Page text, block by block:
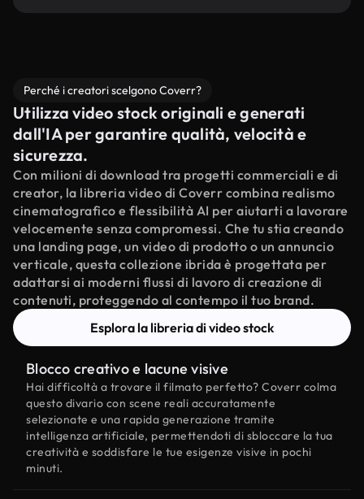
Perché i creatori scelgono Coverr?
Utilizza video stock originali e generati
dall'IA per garantire qualità, velocità e
sicurezza.
Con milioni di download tra progetti commerciali e di
creator, la libreria video di Coverr combina realismo
cinematografico e flessibilità AI per aiutarti a lavorare
velocemente senza compromessi. Che tu stia creando
una landing page, un video di prodotto o un annuncio
verticale, questa collezione ibrida è progettata per
adattarsi ai moderni flussi di lavoro di creazione di
contenuti, proteggendo al contempo il tuo brand.
Esplora la libreria di video stock
Blocco creativo e lacune visive
Hai difficoltà a trovare il filmato perfetto? Coverr colma
questo divario con scene reali accuratamente
selezionate e una rapida generazione tramite
intelligenza artificiale, permettendoti di sbloccare la tua
creatività e soddisfare le tue esigenze visive in pochi
minuti.